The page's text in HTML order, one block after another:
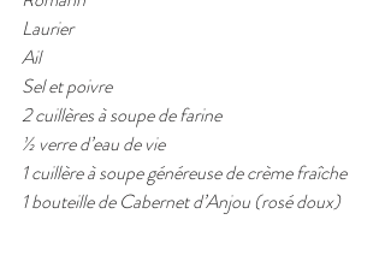
Laurier
Ail
Sel et poivre
2 cuillères à soupe de farine
½ verre d’eau de vie
1 cuillère à soupe généreuse de crème fraîche
1 bouteille de Cabernet d’Anjou (rosé doux)